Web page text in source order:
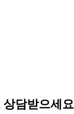
담받으세요